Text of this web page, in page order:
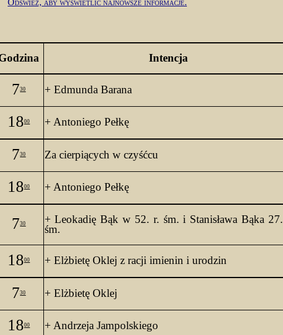
Odśwież, aby wyświetlić najnowsze informacje.
Intencja
730 + Edmunda Barana
1800 + Antoniego Pełkę
730 Za cierpiących w czyśćcu
1800 + Antoniego Pełkę
730 + Leokadię Bąk w 52. r. śm. i Stanisława Bąka 27.
śm.
1800 + Elżbietę Oklej z racji imienin i urodzin
730 + Elżbietę Oklej
1800 + Andrzeja Jampolskiego